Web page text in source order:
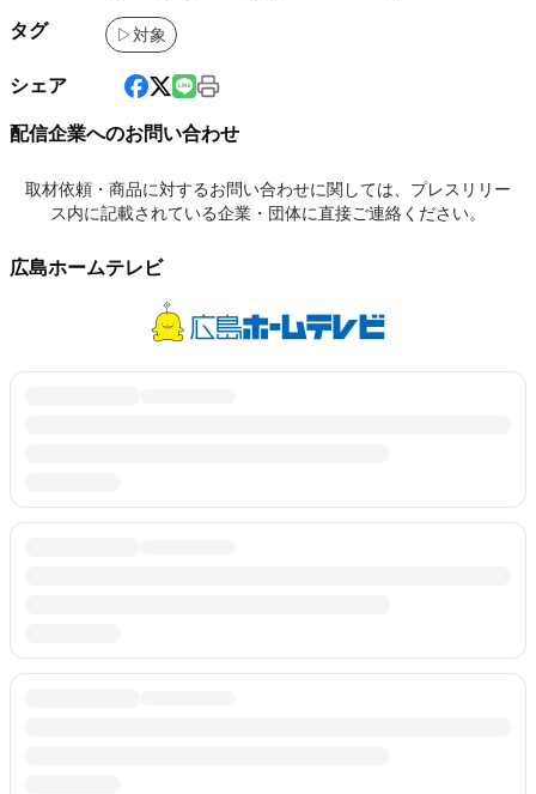
タグ ▷対象
シェア
配信企業へのお問い合わせ
取材依頼・商品に対するお問い合わせに関しては、プレスリリー
ス内に記載されている企業・団体に直接ご連絡ください。
広島ホームテレビ